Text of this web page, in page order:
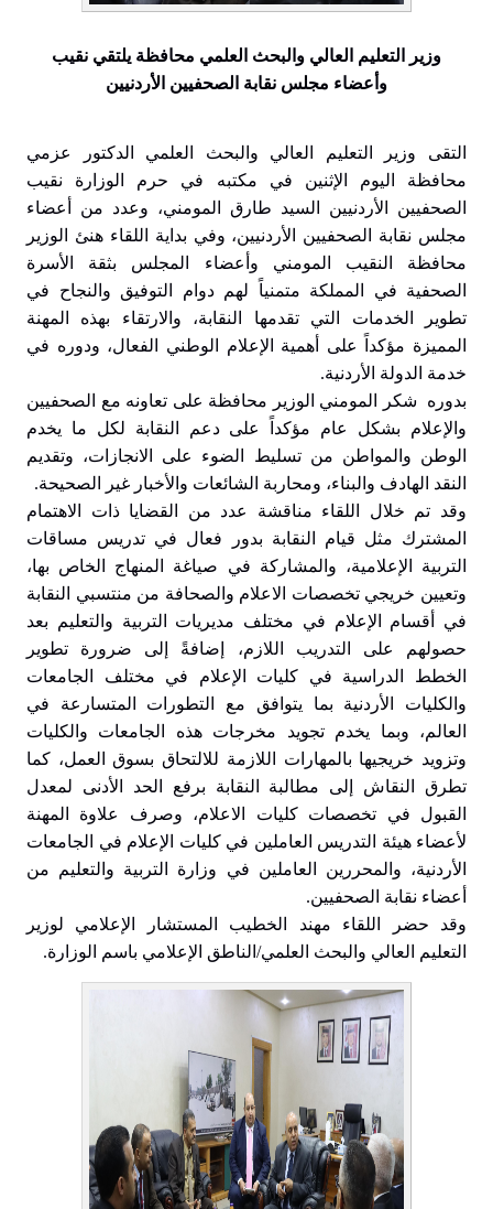
وزير التعليم العالي والبحث العلمي محافظة يلتقي نقيب
وأعضاء مجلس نقابة الصحفيين الأردنيين
التقى وزير التعليم العالي والبحث العلمي الدكتور عزمي
محافظة اليوم الإثنين في مكتبه في حرم الوزارة نقيب
الصحفيين الأردنيين السيد طارق المومني، وعدد من أعضاء
مجلس نقابة الصحفيين الأردنيين، وفي بداية اللقاء هنئ الوزير
محافظة النقيب المومني وأعضاء المجلس بثقة الأسرة
الصحفية في المملكة متمنياً لهم دوام التوفيق والنجاح في
تطوير الخدمات التي تقدمها النقابة، والارتقاء بهذه المهنة
المميزة مؤكداً على أهمية الإعلام الوطني الفعال، ودوره في
خدمة الدولة الأردنية.
بدوره شكر المومني الوزير محافظة على تعاونه مع الصحفيين
والإعلام بشكل عام مؤكداً على دعم النقابة لكل ما يخدم
الوطن والمواطن من تسليط الضوء على الانجازات، وتقديم
النقد الهادف والبناء، ومحاربة الشائعات والأخبار غير الصحيحة.
وقد تم خلال اللقاء مناقشة عدد من القضايا ذات الاهتمام
المشترك مثل قيام النقابة بدور فعال في تدريس مساقات
التربية الإعلامية، والمشاركة في صياغة المنهاج الخاص بها،
وتعيين خريجي تخصصات الاعلام والصحافة من منتسبي النقابة
في أقسام الإعلام في مختلف مديريات التربية والتعليم بعد
حصولهم على التدريب اللازم، إضافةً إلى ضرورة تطوير
الخطط الدراسية في كليات الإعلام في مختلف الجامعات
والكليات الأردنية بما يتوافق مع التطورات المتسارعة في
العالم، وبما يخدم تجويد مخرجات هذه الجامعات والكليات
وتزويد خريجيها بالمهارات اللازمة للالتحاق بسوق العمل، كما
تطرق النقاش إلى مطالبة النقابة برفع الحد الأدنى لمعدل
القبول في تخصصات كليات الاعلام، وصرف علاوة المهنة
لأعضاء هيئة التدريس العاملين في كليات الإعلام في الجامعات
الأردنية، والمحررين العاملين في وزارة التربية والتعليم من
أعضاء نقابة الصحفيين.
وقد حضر اللقاء مهند الخطيب المستشار الإعلامي لوزير
التعليم العالي والبحث العلمي/الناطق الإعلامي باسم الوزارة.